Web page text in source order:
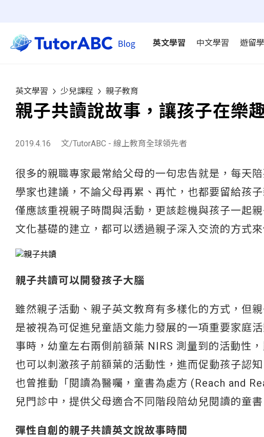
英文學習 中文學習 遊留學
英文學習 少兒課程 親子教育
親子共讀說故事，讓孩子在樂
2019.4.16 文/TutorABC - 線上教育全球領先者
很多的親職專家最常給父母的一句忠告就是，每天
學家也建議，不論父母再累、再忙，也都要留給孩
僅應該重視親子時間與活動，更該趁機與孩子一起
文化基礎的建立，都可以透過親子深入交流的方式來
親子共讀可以開發孩子大腦
雖然親子活動、親子英文教育有多樣化的方式，但
是被視為可促進兒童語文能力發展的一項重要家庭
事時，幼童左右兩側前額葉 NIRS 測量到的活動性
也可以刺激孩子前額葉的活動性，進而促動孩子認
也曾推動「閱讀為醫囑，童書為處方 (Reach and
兒門診中，提供父母適合不同階段陪幼兒閱讀的童
彈性自創的親子共讀英文說故事時間